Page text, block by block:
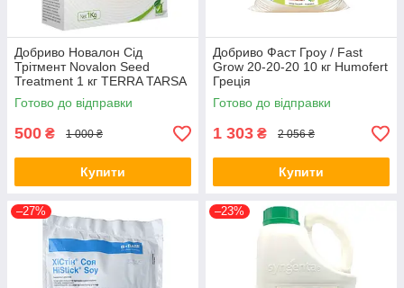
Добриво Новалон Сід
Трітмент Novalon Seed
Treatment 1 кг TERRA TARSA
Туреччина
Готово до відправки
500 ₴ 1 000 ₴
Купити
Добриво Фаст Гроу / Fast
Grow 20-20-20 10 кг Humofert
Греція
Готово до відправки
1 303 ₴ 2 056 ₴
Купити
–27% –23%